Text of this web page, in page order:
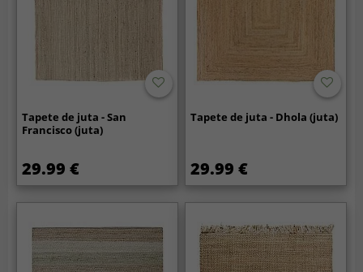
Tapete de juta - San
Francisco (juta)
29.99 €
Tapete de juta - Dhola (juta)
29.99 €